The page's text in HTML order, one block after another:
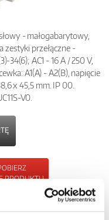
- małogabarytowy,
zestyki przełączne -
34(6); AC1 - 16 A / 250 V,
A1(A) - A2(B), napięcie
x 45,5 mm. IP 00.
V0.
PRODUKTU